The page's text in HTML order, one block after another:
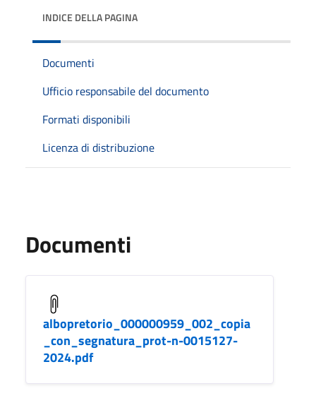
INDICE DELLA PAGINA
Documenti
Ufficio responsabile del documento
Formati disponibili
Licenza di distribuzione
Documenti
albopretorio_000000959_002_copia
_con_segnatura_prot-n-0015127-
2024.pdf